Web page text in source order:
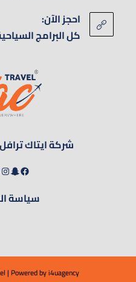
احجز الآن:
كل البرامج
شركة ايتاك
سياسة
| Powered byi4uagency